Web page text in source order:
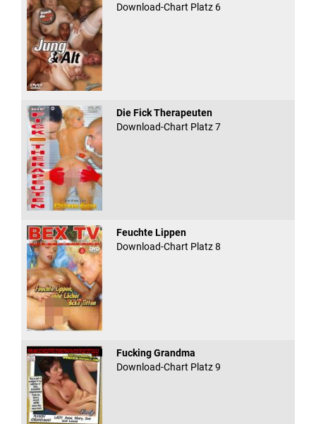
Download-Chart Platz 6
Die Fick Therapeuten
Download-Chart Platz 7
Feuchte Lippen
Download-Chart Platz 8
Fucking Grandma
Download-Chart Platz 9